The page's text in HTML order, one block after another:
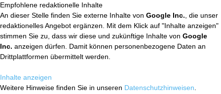
Empfohlene redaktionelle Inhalte
An dieser Stelle finden Sie externe Inhalte von Google Inc. , die unser
redaktionelles Angebot ergänzen. Mit dem Klick auf "Inhalte anzeigen"
stimmen Sie zu, dass wir diese und zukünftige Inhalte von Google
Inc. anzeigen dürfen. Damit können personenbezogene Daten an
Drittplattformen übermittelt werden.
Inhalte anzeigen
Weitere Hinweise finden Sie in unseren Datenschutzhinweisen